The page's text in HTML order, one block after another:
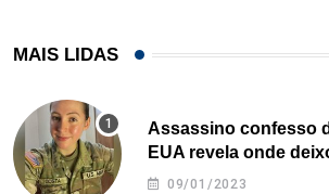
MAIS LIDAS
Assassino confesso
EUA revela onde
09/01/2023